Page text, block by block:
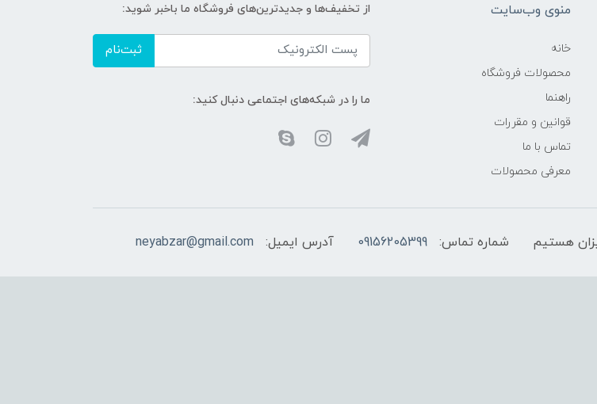
منوی وب‌سایت
خانه
محصولات فروشگاه
راهنما
قوانین و مقررات
تماس با ما
معرفی محصولات
از تخفیف‌ها و جدیدترین‌های فروشگاه ما باخبر شوید:
ثبت‌نام
ما را در شبکه‌های اجتماعی دنبال کنید:
شماره تماس: 09156205399 آدرس ایمیل: neyabzar@gmail.com